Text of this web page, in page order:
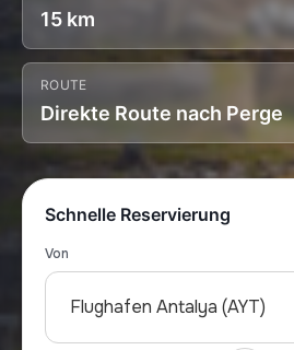
15 km
ROUTE
Direkte Route nach Perge
Schnelle Reservierung
Von
Flughafen Antalya (AYT)